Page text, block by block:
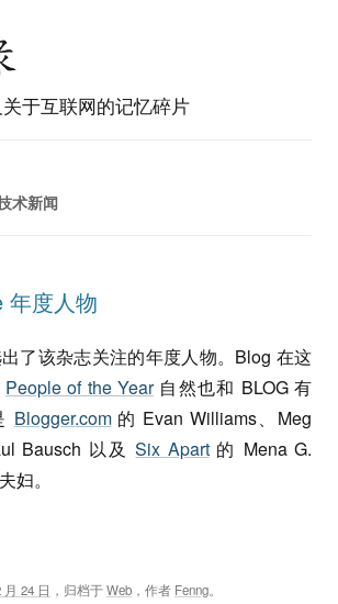
于互联网的记忆碎片
术新闻
年度人物
了该杂志关注的年度人物。Blog 在这
People of the Year自然也和 BLOG 有
Blogger.com的 Evan Williams、Meg
Bausch 以及Six Apart的 Mena G.
妇。
月 24 日 ，归档于Web ，作者 Fenng。